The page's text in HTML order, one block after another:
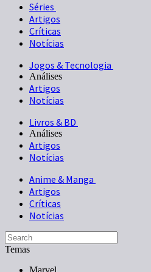
Séries
Artigos
Críticas
Notícias
Jogos & Tecnologia
Análises
Artigos
Notícias
Livros & BD
Análises
Artigos
Notícias
Anime & Manga
Artigos
Críticas
Notícias
Temas
Marvel